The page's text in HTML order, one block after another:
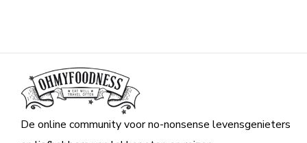
De online community voor no-nonsense levensgenieters